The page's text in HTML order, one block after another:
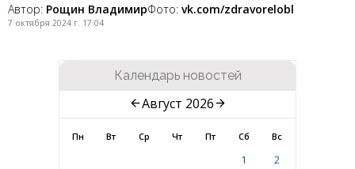
Автор: Рощин ВладимирФото: vk.com/zdravorelobl
7 октября 2024 г. 17:04
Календарь новостей
Август 2026
Пн Вт Ср Чт Пт Сб Вс
1
2